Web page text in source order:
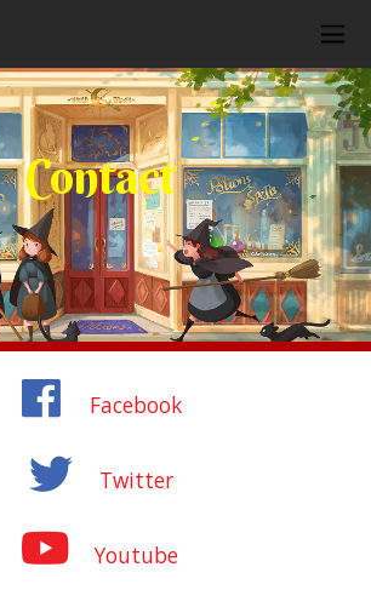
Contact
Facebook
Twitter
Youtube